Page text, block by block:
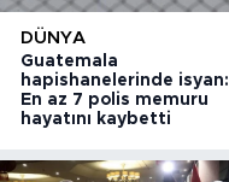
DÜNYA
Guatemala
hapishanelerinde isyan:
En az 7 polis memuru
hayatını kaybetti